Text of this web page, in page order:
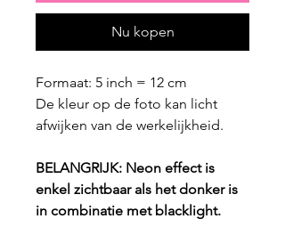
Nu kopen
Formaat: 5 inch = 12 cm
De kleur op de foto kan licht
afwijken van de werkelijkheid.
BELANGRIJK: Neon effect is
enkel zichtbaar als het donker is
in combinatie met blacklight.